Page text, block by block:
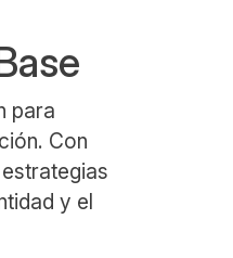
para
Con
y el